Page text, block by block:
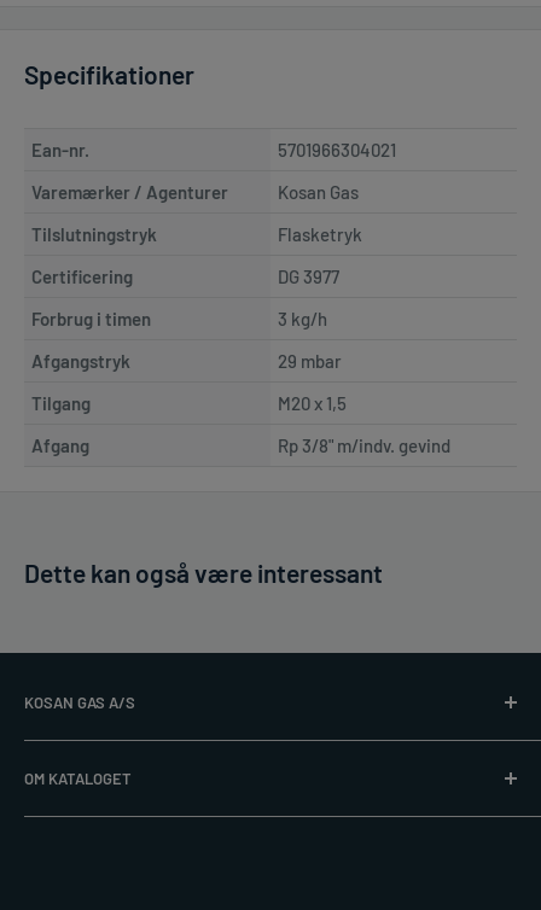
Specifikationer
Ean-nr.
5701966304021
Varemærker / Agenturer
Kosan Gas
Tilslutningstryk
Flasketryk
Certificering
DG 3977
Forbrug i timen
3 kg/h
Afgangstryk
29 mbar
Tilgang
M20 x 1,5
Afgang
Rp 3/8" m/indv. gevind
Dette kan også være interessant
KOSAN GAS A/S
OM KATALOGET